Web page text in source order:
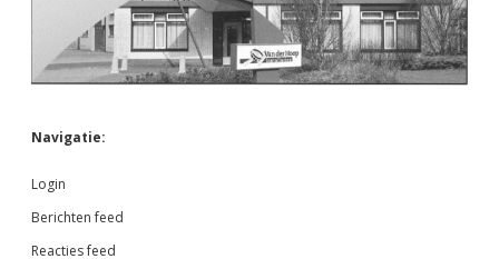
Navigatie:
Login
Berichten feed
Reacties feed